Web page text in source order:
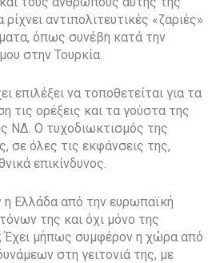
αντιπολιτευτικές «ζαριές»
όπως συνέβη κατά την
στην Τουρκία.
επιλέξει να τοποθετείται για τα
τις ορέξεις και τα γούστα της
ΝΔ. Ο τυχοδιωκτισμός της
σε όλες τις εκφάνσεις της,
επικίνδυνος.
η Ελλάδα από την ευρωπαϊκή
της και όχι μόνο της
Έχει μήπως συμφέρον η χώρα από
στη γειτονιά της, με